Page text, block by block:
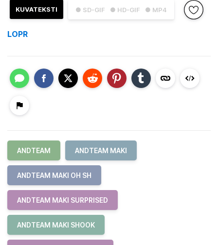
● SD-GIF ● HD-GIF ● MP4
KUVATEKSTI
LOPR
ANDTEAM ANDTEAM MAKI
ANDTEAM MAKI OH SH
ANDTEAM MAKI SURPRISED
ANDTEAM MAKI SHOOK